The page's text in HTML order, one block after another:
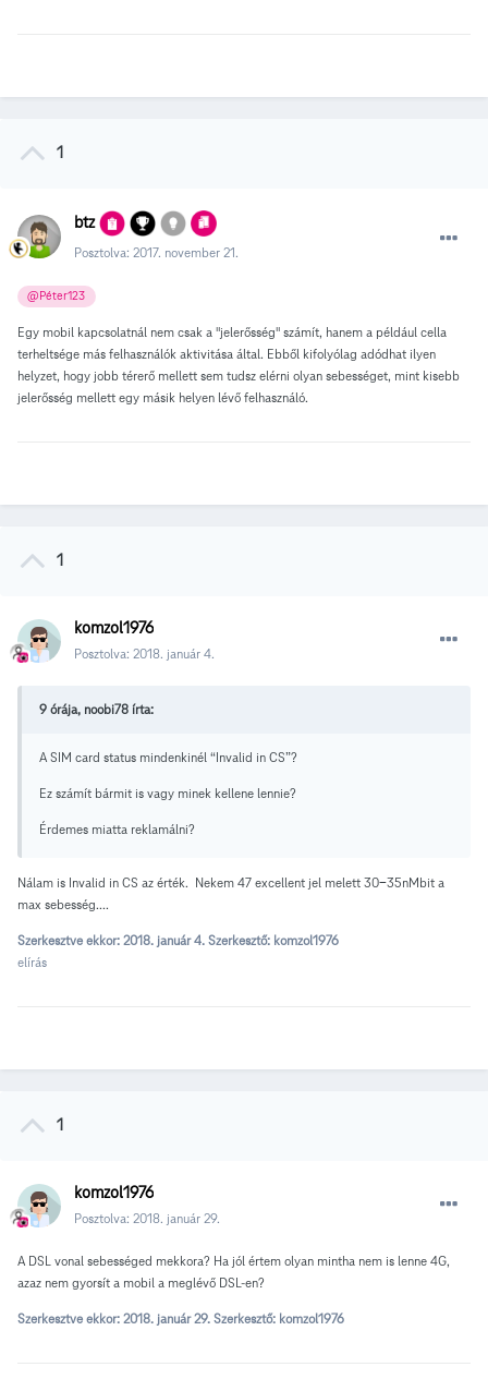
1
btz
Posztolva: 2017. november 21.
@Péter123
Egy mobil kapcsolatnál nem csak a "jelerősség" számít, hanem a például cella
terheltsége más felhasználók aktivitása által. Ebből kifolyólag adódhat ilyen
helyzet, hogy jobb térerő mellett sem tudsz elérni olyan sebességet, mint kisebb
jelerősség mellett egy másik helyen lévő felhasználó.
1
komzol1976
Posztolva: 2018. január 4.
9 órája, noobi78 írta:
A SIM card status mindenkinél “Invalid in CS”?
Ez számít bármit is vagy minek kellene lennie?
Érdemes miatta reklamálni?
Nálam is Invalid in CS az érték. Nekem 47 excellent jel melett 30-35nMbit a
max sebesség....
Szerkesztve ekkor: 2018. január 4. Szerkesztő: komzol1976
elírás
1
komzol1976
Posztolva: 2018. január 29.
A DSL vonal sebességed mekkora? Ha jól értem olyan mintha nem is lenne 4G,
azaz nem gyorsít a mobil a meglévő DSL-en?
Szerkesztve ekkor: 2018. január 29. Szerkesztő: komzol1976